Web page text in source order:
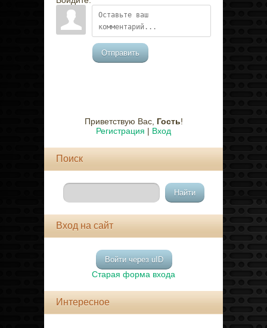
Отправить
Приветствую Вас, Гость!
Регистрация | Вход
Поиск
Вход на сайт
Войти через uID
Старая форма входа
Интересное